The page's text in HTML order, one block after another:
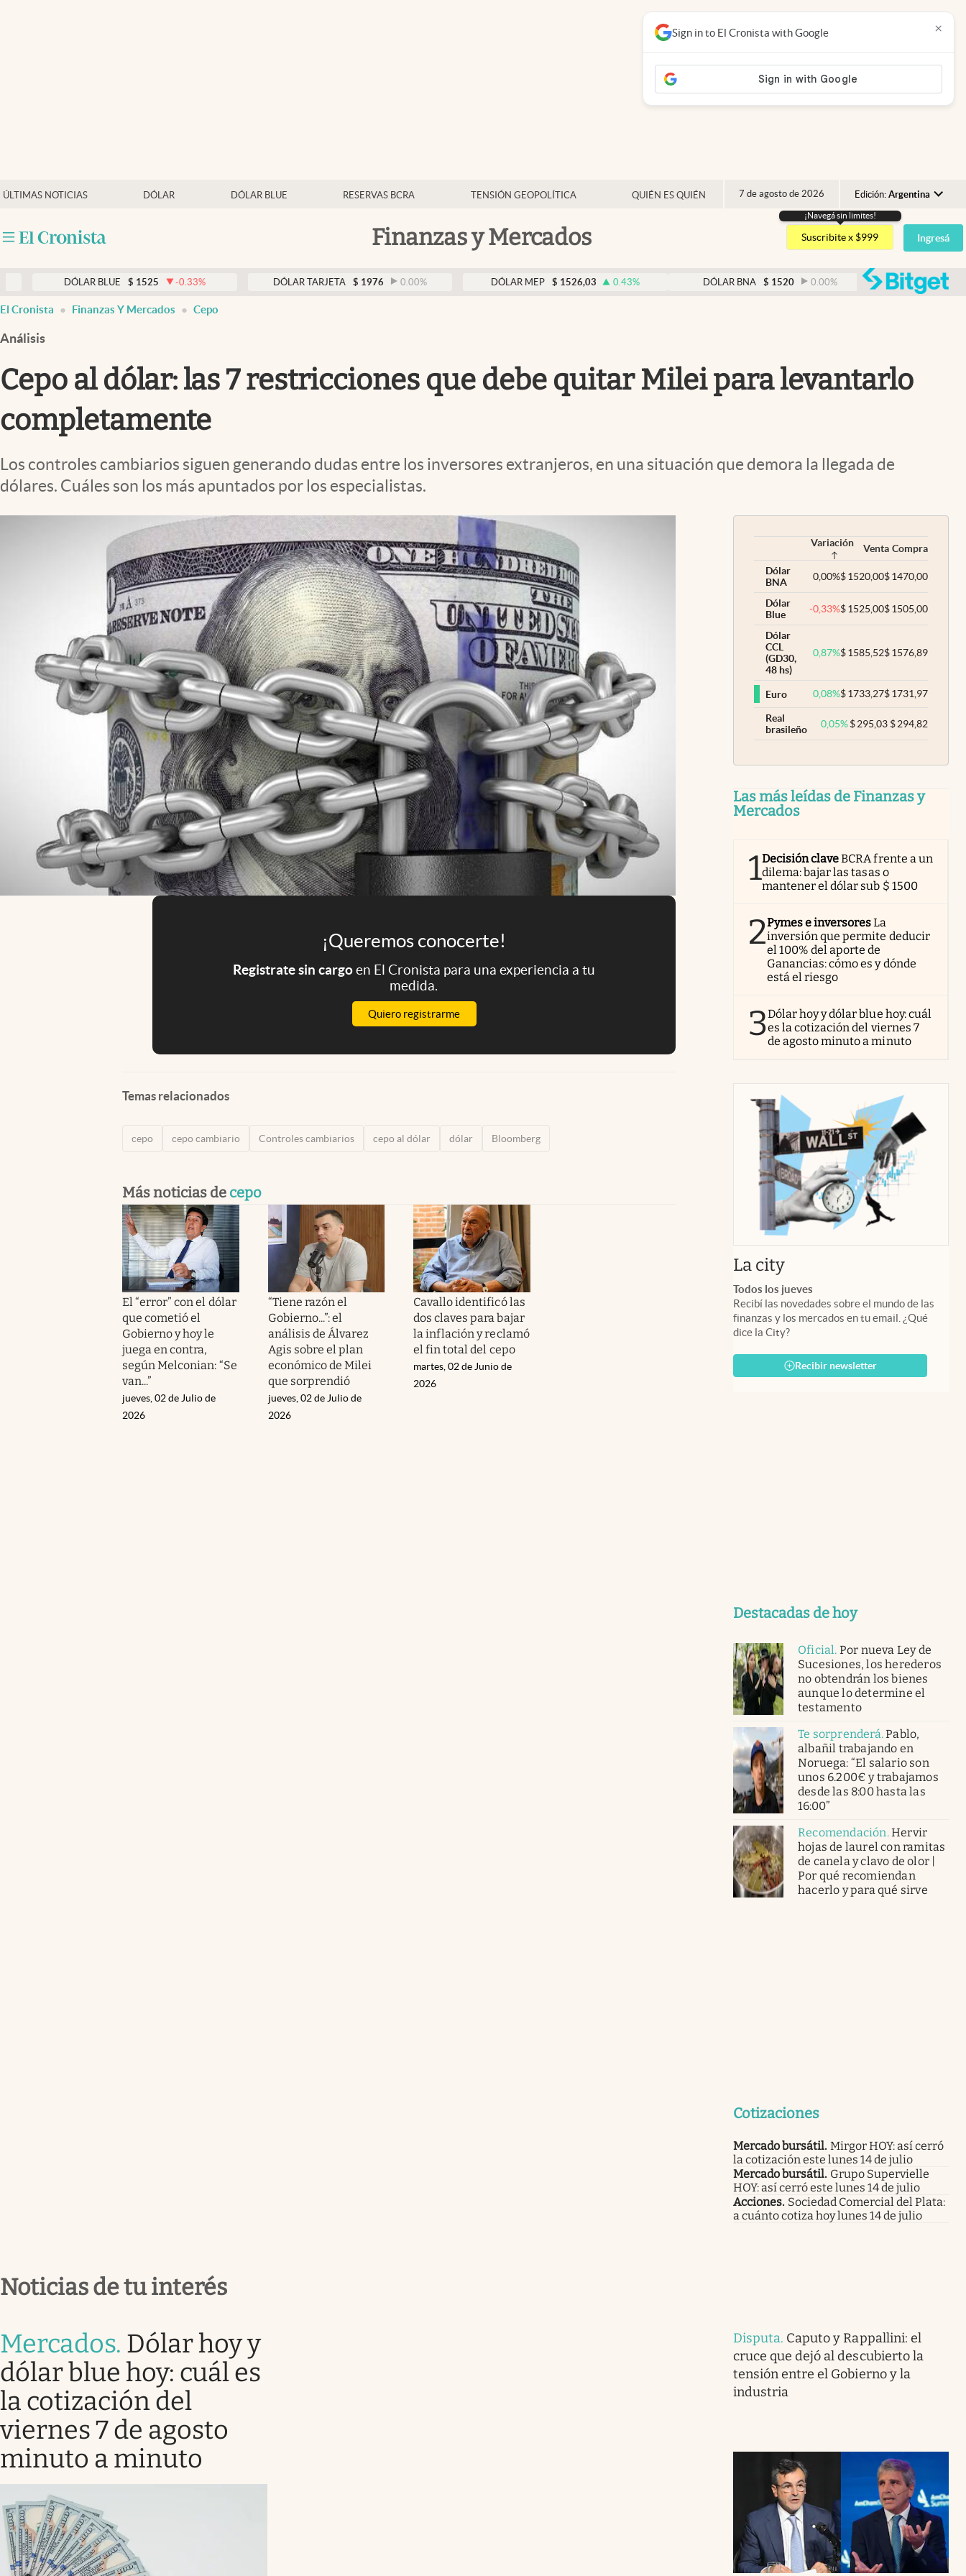
ÚLTIMAS NOTICIAS DÓLAR DÓLAR BLUE RESERVAS BCRA TENSIÓN GEOPOLÍTICA QUIÉN ES QUIÉN 7 de agosto de 2026 Edición: Argentina
Argentina
España
USA
Finanzas y Mercados
Mercados Online
Otras secciones
Clima
Mundial 2026
Eventos Corporativos
El Cronista Studio
Mediakit
¡Navegá sin limites!
Suscribite x $999 Ingresá
DÓLAR BLUE $ 1525 -0.33% DÓLAR TARJETA $ 1976 0.00% DÓLAR MEP $ 1526,03 0.43% DÓLAR BNA $ 1520 0.00% DÓLAR BLUE $ 1525
Sign in to El Cronista with Google ×
El Cronista Finanzas Y Mercados Cepo
Análisis
Cepo al dólar: las 7 restricciones que debe quitar Milei para levantarlo
completamente
Los controles cambiarios siguen generando dudas entre los inversores extranjeros, en una situación que demora la llegada de
dólares. Cuáles son los más apuntados por los especialistas.
¡Queremos conocerte!
Registrate sin cargoen El Cronista para una experiencia a tu
medida.
Quiero registrarme
Temas relacionados
cepo cepo cambiario Controles cambiarios cepo al dólar dólar Bloomberg
Más noticias de cepo
El “error” con el dólar
que cometió el
Gobierno y hoy le
juega en contra,
según Melconian: “Se
van...”
jueves, 02 de Julio de
2026
“Tiene razón el
Gobierno...”: el
análisis de Álvarez
Agis sobre el plan
económico de Milei
que sorprendió
jueves, 02 de Julio de
2026
Cavallo identificó las
dos claves para bajar
la inflación y reclamó
el fin total del cepo
martes, 02 de Junio de
2026
Variación Venta Compra
Dólar
BNA
0,00%$1520,00$1470,00
Dólar
Blue
-0,33%$1525,00$1505,00
Dólar
CCL
(GD30,
48 hs)
0,87%$1585,52$1576,89
Euro 0,08%$1733,27$1731,97
Real
brasileño
0,05% $295,03 $294,82
Las más leídas de Finanzas y
Mercados
1Decisión claveBCRA frente a un
dilema: bajar las tasas o
mantener el dólar sub $ 1500
2Pymes e inversoresLa
inversión que permite deducir
el 100% del aporte de
Ganancias: cómo es y dónde
está el riesgo
3Dólar hoy y dólar blue hoy: cuál
es la cotización del viernes 7
de agosto minuto a minuto
La cityabre en nueva pestaña
Todos los jueves
Recibí las novedades sobre el mundo de las
finanzas y los mercados en tu email. ¿Qué
dice la City?
Recibir newsletter
Destacadas de hoy
Oficial. Por nueva Ley de
Sucesiones, los herederos
no obtendrán los bienes
aunque lo determine el
testamento
Te sorprenderá.Pablo,
albañil trabajando en
Noruega: “El salario son
unos 6.200€ y trabajamos
desde las 8:00 hasta las
16:00”
Recomendación.Hervir
hojas de laurel con ramitas
de canela y clavo de olor |
Por qué recomiendan
hacerlo y para qué sirve
Cotizaciones
Mercado bursátil. Mirgor HOY: así cerró
la cotización este lunes 14 de julio
Mercado bursátil. Grupo Supervielle
HOY: así cerró este lunes 14 de julio
Acciones. Sociedad Comercial del Plata:
a cuánto cotiza hoy lunes 14 de julio
Noticias de tu interés
Mercados. Dólar hoy y
dólar blue hoy: cuál es
la cotización del
viernes 7 de agosto
minuto a minuto
Disputa. Caputo y Rappallini: el
cruce que dejó al descubierto la
tensión entre el Gobierno y la
industria